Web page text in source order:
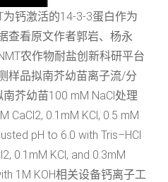
钙激活的14-3-3蛋白作为
查看原文作者郭岩、杨永
农作物耐盐创新科研平台
样品拟南芥幼苗离子流/分
芥幼苗100 mM NaCl处理
CaCl2, 0.1mM KCl, 0.5 mM
pH to 6.0 with Tris–HCl
0.1mM KCl, and 0.3mM
1M KOH相关设备钙离子工